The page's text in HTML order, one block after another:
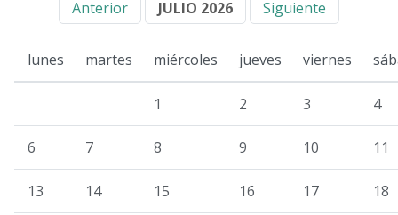
Anterior JULIO 2026 Siguiente
lunes martes miércoles jueves viernes
1 2 3 4
6 7 8 9 10 11
13 14 15 16 17 18